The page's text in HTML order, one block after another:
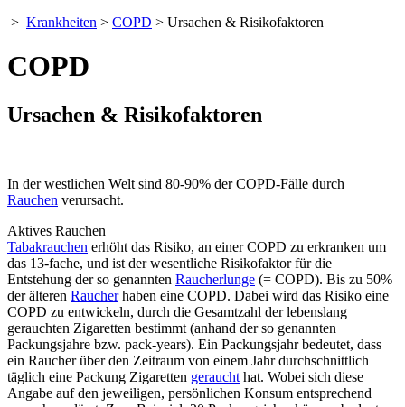
> Krankheiten > COPD > Ursachen & Risikofaktoren
COPD
Ursachen & Risikofaktoren
In der westlichen Welt sind 80-90% der COPD-Fälle durch
Rauchen verursacht.
Aktives Rauchen
Tabakrauchen erhöht das Risiko, an einer COPD zu erkranken um
das 13-fache, und ist der wesentliche Risikofaktor für die
Entstehung der so genannten Raucherlunge (= COPD). Bis zu 50%
der älteren Raucherhaben eine COPD. Dabei wird das Risiko eine
COPD zu entwickeln, durch die Gesamtzahl der lebenslang
gerauchten Zigaretten bestimmt (anhand der so genannten
Packungsjahre bzw. pack-years). Ein Packungsjahr bedeutet, dass
ein Raucher über den Zeitraum von einem Jahr durchschnittlich
täglich eine Packung Zigaretten geraucht hat. Wobei sich diese
Angabe auf den jeweiligen, persönlichen Konsum entsprechend